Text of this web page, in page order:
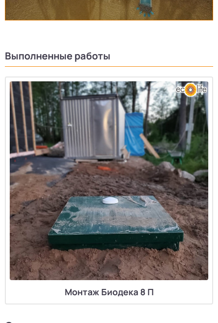
Выполненные работы
Монтаж Биодека 8 П